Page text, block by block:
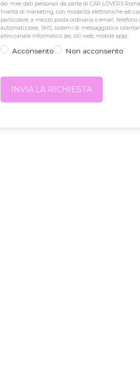
dei miei dati personali da parte di CAR LOVERS Roma
finalità di marketing, con modalità elettroniche e/o
particolare, a mezzo posta ordinaria o email, telefono
automatizzate, SMS, sistemi di messaggistica
altro canale informatico (es. siti web, mobile app).
Acconsento Non acconsento